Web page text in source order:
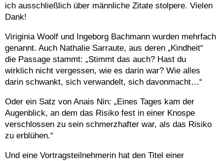
ich ausschließlich über männliche Zitate stolpere. Vielen
Dank!
Viriginia Woolf und Ingeborg Bachmann wurden mehrfach
genannt. Auch Nathalie Sarraute, aus deren „Kindheit“
die Passage stammt: „Stimmt das auch? Hast du
wirklich nicht vergessen, wie es darin war? Wie alles
darin schwankt, sich verwandelt, sich davonmacht…“
Oder ein Satz von Anais Nin: „Eines Tages kam der
Augenblick, an dem das Risiko fest in einer Knospe
verschlossen zu sein schmerzhafter war, als das Risiko
zu erblühen.“
Und eine Vortragsteilnehmerin hat den Titel einer